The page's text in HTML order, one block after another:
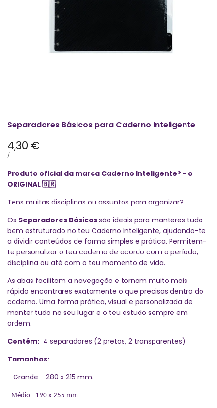
Separadores Básicos para Caderno Inteligente
Preço
promocional
4,30 €
PREÇO
/POR
Produto oficial da marca Caderno Inteligente® - o
ORIGINAL🇧🇷
Tens muitas disciplinas ou assuntos para organizar?
Os Separadores Básicossão ideais para manteres tudo
bem estruturado no teu Caderno Inteligente, ajudando-te
a dividir conteúdos de forma simples e prática. Permitem-
te personalizar o teu caderno de acordo com o período,
disciplina ou até com o teu momento de vida.
As abas facilitam a navegação e tornam muito mais
rápido encontrares exatamente o que precisas dentro do
caderno. Uma forma prática, visual e personalizada de
manter tudo no seu lugar e o teu estudo sempre em
ordem.
Contém: 4 separadores (2 pretos, 2 transparentes)
Tamanhos:
- Grande - 280 x 215 mm.
- Médio - 190 x 255 mm